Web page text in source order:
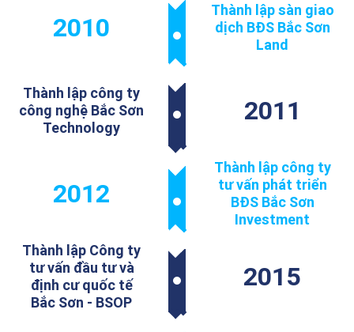
2010
Thành lập sàn giao
dịch BĐS Bắc Sơn
Land
Thành lập công ty
công nghệ Bắc Sơn
Technology
2011
2012
Thành lập công ty
tư vấn phát triển
BĐS Bắc Sơn
Investment
Thành lập Công ty
tư vấn đầu tư và
định cư quốc tế
Bắc Sơn - BSOP
2015